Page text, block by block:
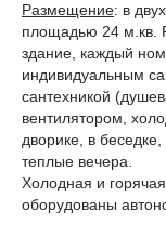
Размещение: в
площадью 24 м.кв.
здание, каждый
индивидуальным
сантехникой
вентилятором,
дворике, в
теплые вечера.
Холодная и
оборудованы